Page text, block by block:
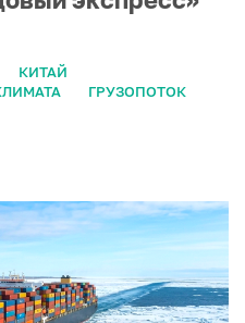
КИТАЙ
ГРУЗОПОТОК